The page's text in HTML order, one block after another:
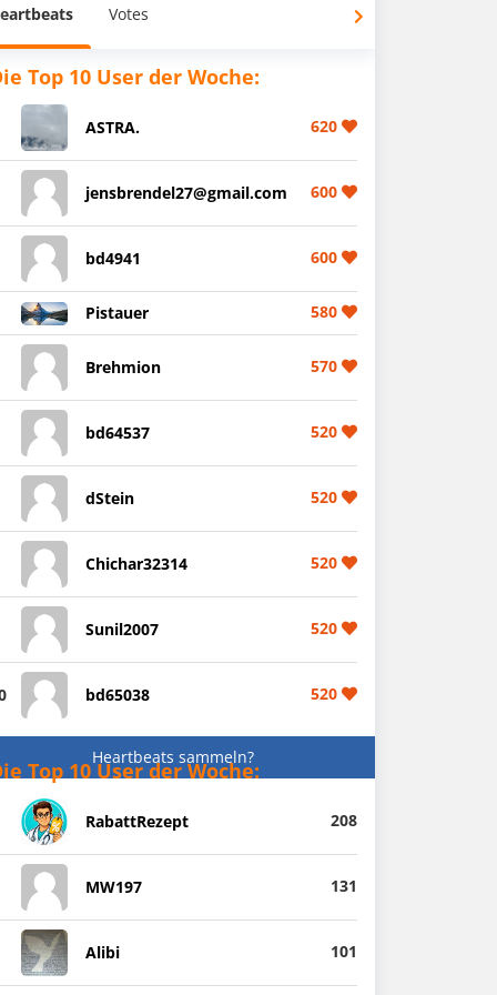
Votes
Top 10 User der Woche:
ASTRA. 620
jensbrendel27@gmail.com 600
bd4941 600
Pistauer 580
Brehmion 570
bd64537 520
dStein 520
Chichar32314 520
Sunil2007 520
bd65038 520
Heartbeats sammeln?
Top 10 User der Woche:
RabattRezept 208
MW197 131
Alibi 101